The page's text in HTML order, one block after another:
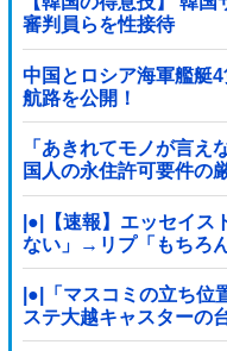
審判員らを性接待
中国とロシア海軍艦艇
航路を公開！
「あきれてモノが言え
国人の永住許可要件の
|●|【速報】エッセイス
ない」→リプ「もちろ
ロック
|●|「マスコミの立ち位
ステ大越キャスターの
プを同列視させようと